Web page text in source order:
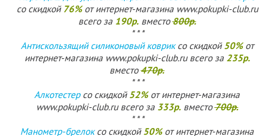
со скидкой 76%от интернет-магазина www.pokupki-club.ru
всего за 190р.вместо800р.
* * *
Антискользящий силиконовый ковриксо скидкой 50%от
интернет-магазина www.pokupki-club.ru всего за 235р.
вместо470р.
* * *
Алкотестерсо скидкой 52%от интернет-магазина
www.pokupki-club.ru всего за 333р.вместо700р.
* * *
Манометр-брелоксо скидкой 50%от интернет-магазина